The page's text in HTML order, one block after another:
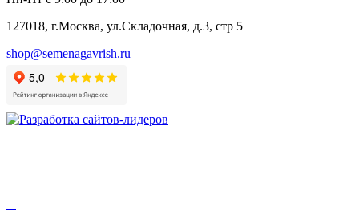
Бессмертник
Валериана
Валерианелла
Гибискус лекарственный
Девясил
Душица
Змееголовник
127018, г.Москва, ул.Складочная, д.3, стр 5
shop@semenagavrish.ru